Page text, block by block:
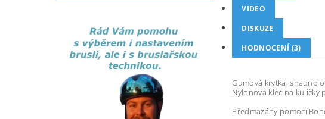
VIDEO
DISKUZE
HODNOCENÍ (3)
Gumová krytka, snadno
Nylonová klec na kuličky
Předmazány pomocí